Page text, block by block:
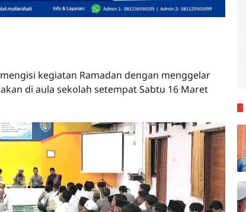
kegiatan Ramadan dengan menggelar
di aula sekolah setempat Sabtu 16 Maret